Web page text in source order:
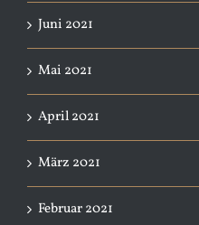
Juni 2021
Mai 2021
April 2021
März 2021
Februar 2021